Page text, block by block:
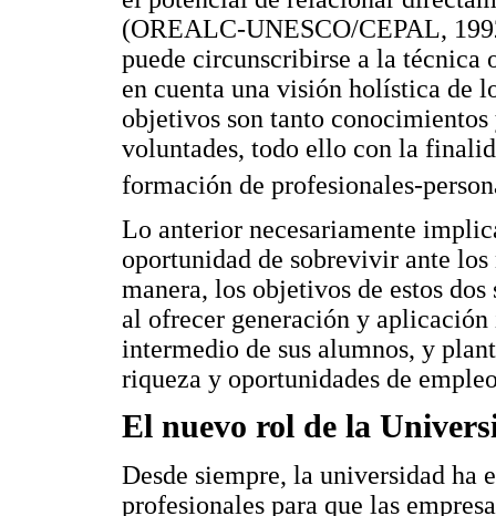
(OREALC-UNESCO/CEPAL,
puede circunscribirse a la técnica
en cuenta una visión holística de
objetivos son tanto
voluntades, todo ello con la
formación de profesionales-
Lo anterior necesariamente
oportunidad de sobrevivir ante los
manera, los objetivos de estos
al ofrecer generación y
intermedio de sus alumnos, y
riqueza y oportunidades de
El nuevo rol de la
Desde siempre, la universidad ha
profesionales para que las